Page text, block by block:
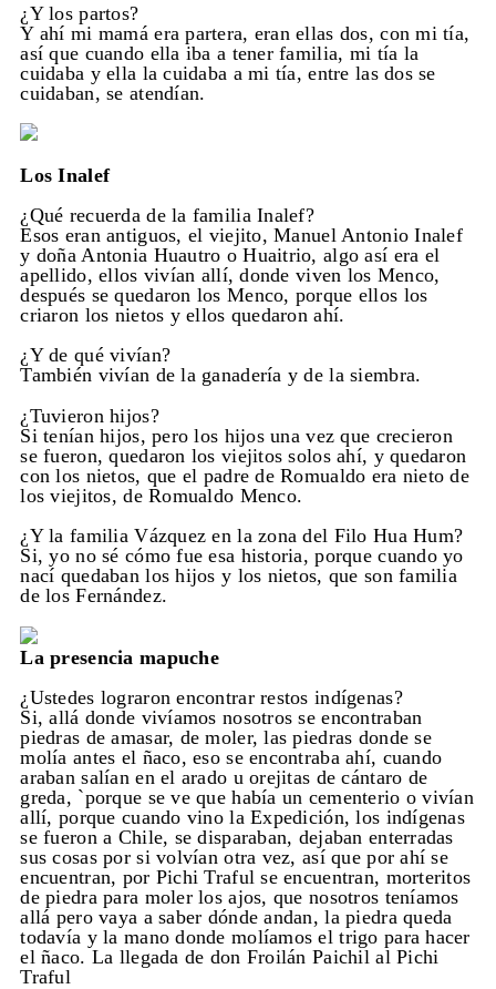
¿Y los partos?
Y ahí mi mamá era partera, eran ellas dos, con mi tía,
así que cuando ella iba a tener familia, mi tía la
cuidaba y ella la cuidaba a mi tía, entre las dos se
cuidaban, se atendían.
Los Inalef
¿Qué recuerda de la familia Inalef?
Esos eran antiguos, el viejito, Manuel Antonio Inalef
y doña Antonia Huautro o Huaitrio, algo así era el
apellido, ellos vivían allí, donde viven los Menco,
después se quedaron los Menco, porque ellos los
criaron los nietos y ellos quedaron ahí.
¿Y de qué vivían?
También vivían de la ganadería y de la siembra.
¿Tuvieron hijos?
Si tenían hijos, pero los hijos una vez que crecieron
se fueron, quedaron los viejitos solos ahí, y quedaron
con los nietos, que el padre de Romualdo era nieto de
los viejitos, de Romualdo Menco.
¿Y la familia Vázquez en la zona del Filo Hua Hum?
Si, yo no sé cómo fue esa historia, porque cuando yo
nací quedaban los hijos y los nietos, que son familia
de los Fernández.
La presencia mapuche
¿Ustedes lograron encontrar restos indígenas?
Si, allá donde vivíamos nosotros se encontraban
piedras de amasar, de moler, las piedras donde se
molía antes el ñaco, eso se encontraba ahí, cuando
araban salían en el arado u orejitas de cántaro de
greda, `porque se ve que había un cementerio o vivían
allí, porque cuando vino la Expedición, los indígenas
se fueron a Chile, se disparaban, dejaban enterradas
sus cosas por si volvían otra vez, así que por ahí se
encuentran, por Pichi Traful se encuentran, morteritos
de piedra para moler los ajos, que nosotros teníamos
allá pero vaya a saber dónde andan, la piedra queda
todavía y la mano donde molíamos el trigo para hacer
el ñaco. La llegada de don Froilán Paichil al Pichi
Traful